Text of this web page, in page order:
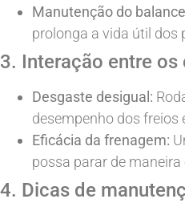
Manutenção do
prolonga a vida útil dos
3. Interação entre
Desgaste desigual:
desempenho dos freios
Eficácia da frenagem:
possa parar de maneira
4. Dicas de